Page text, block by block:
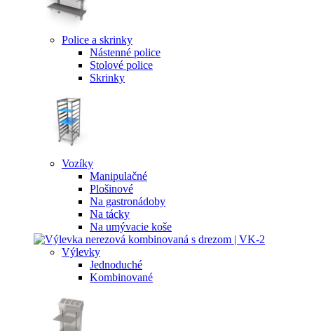
Police a skrinky
Nástenné police
Stolové police
Skrinky
Vozíky
Manipulačné
Plošinové
Na gastronádoby
Na tácky
Na umývacie koše
Výlevky
Jednoduché
Kombinované